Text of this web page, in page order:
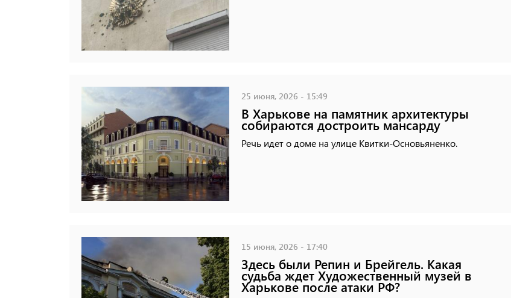
25 июня, 2026 - 15:49
В Харькове на памятник архитектуры
собираются достроить мансарду
Речь идет о доме на улице Квитки-Основьяненко.
15 июня, 2026 - 17:40
Здесь были Репин и Брейгель. Какая
судьба ждет Художественный музей в
Харькове после атаки РФ?